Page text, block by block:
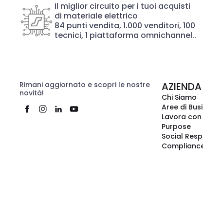
Il miglior circuito per i tuoi acquisti
di materiale elettrico
84 punti vendita, 1.000 venditori, 100
tecnici, 1 piattaforma omnichannel..
Rimani aggiornato e scopri le nostre
novità!
AZIENDA
Chi Siamo
Aree di
Lavora con
Purpose
Social